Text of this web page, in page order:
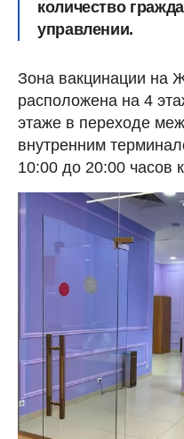
количество
управлении.
Зона вакцинации на
расположена на 4
этаже в переходе
внутренним
10:00 до 20:00 часов